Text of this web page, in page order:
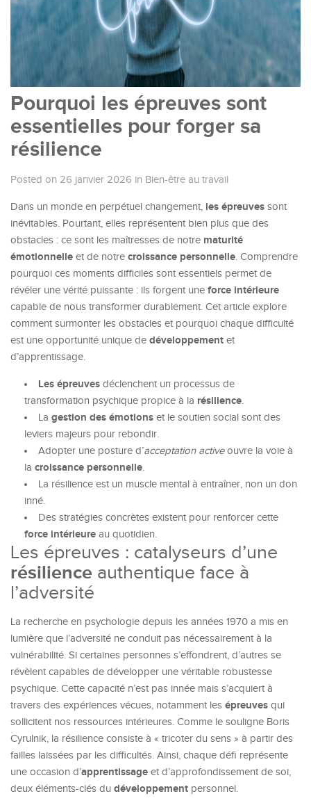
Pourquoi les épreuves sont
essentielles pour forger sa
résilience
Posted on 26 janvier 2026 in Bien-être au travail
Dans un monde en perpétuel changement, les épreuves sont
inévitables. Pourtant, elles représentent bien plus que des
obstacles : ce sont les maîtresses de notre maturité
émotionnelle et de notre croissance personnelle. Comprendre
pourquoi ces moments difficiles sont essentiels permet de
révéler une vérité puissante : ils forgent une force intérieure
capable de nous transformer durablement. Cet article explore
comment surmonter les obstacles et pourquoi chaque difficulté
est une opportunité unique de développement et
d’apprentissage.
Les épreuves déclenchent un processus de
transformation psychique propice à la résilience.
La gestion des émotions et le soutien social sont des
leviers majeurs pour rebondir.
Adopter une posture d’acceptation activeouvre la voie à
la croissance personnelle.
La résilience est un muscle mental à entraîner, non un don
inné.
Des stratégies concrètes existent pour renforcer cette
force intérieure au quotidien.
Les épreuves : catalyseurs d’une
résilience authentique face à
l’adversité
La recherche en psychologie depuis les années 1970 a mis en
lumière que l’adversité ne conduit pas nécessairement à la
vulnérabilité. Si certaines personnes s’effondrent, d’autres se
révèlent capables de développer une véritable robustesse
psychique. Cette capacité n’est pas innée mais s’acquiert à
travers des expériences vécues, notamment les épreuves qui
sollicitent nos ressources intérieures. Comme le souligne Boris
Cyrulnik, la résilience consiste à « tricoter du sens » à partir des
failles laissées par les difficultés. Ainsi, chaque défi représente
une occasion d’apprentissage et d’approfondissement de soi,
deux éléments-clés du développement personnel.